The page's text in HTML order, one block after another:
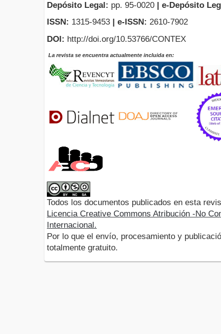
Depósito Legal: pp. 95-0020 | e-Depósito
ISSN: 1315-9453 | e-ISSN: 2610-7902
DOI: http://doi.org/10.53766/CONTEX
La revista se encuentra actualmente incluida en:
Todos los documentos publicados en esta
Licencia Creative Commons Atribución -No
Internacional.
Por lo que el envío, procesamiento y
totalmente gratuito.